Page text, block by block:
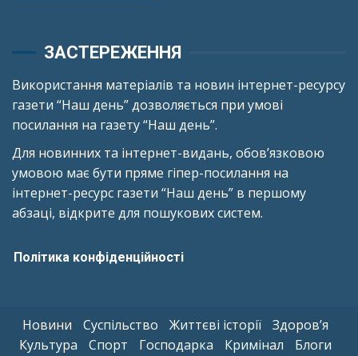
ЗАСТЕРЕЖЕННЯ
Використання матеріалів та новин інтернет-ресурсу
газети “Наш день” дозволяється при умові
посилання на газету “Наш день”.
Для новинних та інтернет-видань, обов’язковою
умовою має бути пряме гіпер-посилання на
інтернет-ресурс газети “Наш день” в першому
абзаці, відкрите для пошукових систем.
Політика конфіденційності
Новини Суспільство Життєві історії
Здоров’я
Культура
Спорт Господарка Кримінал Блоги